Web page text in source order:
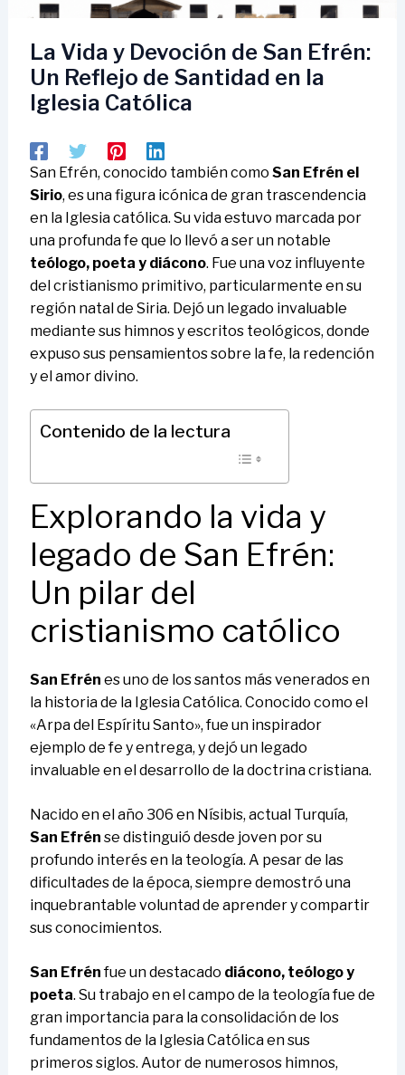
La Vida y Devoción de San Efrén:
Un Reflejo de Santidad en la
Iglesia Católica
San Efrén, conocido también como San Efrén el
Sirio, es una figura icónica de gran trascendencia
en la Iglesia católica. Su vida estuvo marcada por
una profunda fe que lo llevó a ser un notable
teólogo, poeta y diácono. Fue una voz influyente
del cristianismo primitivo, particularmente en su
región natal de Siria. Dejó un legado invaluable
mediante sus himnos y escritos teológicos, donde
expuso sus pensamientos sobre la fe, la redención
y el amor divino.
Contenido de la lectura
Explorando la vida y
legado de San Efrén:
Un pilar del
cristianismo católico
San Efrén es uno de los santos más venerados en
la historia de la Iglesia Católica. Conocido como el
«Arpa del Espíritu Santo», fue un inspirador
ejemplo de fe y entrega, y dejó un legado
invaluable en el desarrollo de la doctrina cristiana.
Nacido en el año 306 en Nísibis, actual Turquía,
San Efrén se distinguió desde joven por su
profundo interés en la teología. A pesar de las
dificultades de la época, siempre demostró una
inquebrantable voluntad de aprender y compartir
sus conocimientos.
San Efrénfue un destacado diácono, teólogo y
poeta. Su trabajo en el campo de la teología fue de
gran importancia para la consolidación de los
fundamentos de la Iglesia Católica en sus
primeros siglos. Autor de numerosos himnos,